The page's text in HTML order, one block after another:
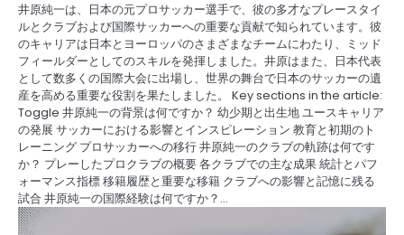
井原純一は、日本の元プロサッカー選手で、彼の多才なプレースタイ
ルとクラブおよび国際サッカーへの重要な貢献で知られています。彼
のキャリアは日本とヨーロッパのさまざまなチームにわたり、ミッド
フィールダーとしてのスキルを発揮しました。井原はまた、日本代表
として数多くの国際大会に出場し、世界の舞台で日本のサッカーの遺
産を高める重要な役割を果たしました。 Key sections in the article:
Toggle 井原純一の背景は何ですか？ 幼少期と出生地 ユースキャリア
の発展 サッカーにおける影響とインスピレーション 教育と初期のト
レーニング プロサッカーへの移行 井原純一のクラブの軌跡は何です
か？ プレーしたプロクラブの概要 各クラブでの主な成果 統計とパフ
ォーマンス指標 移籍履歴と重要な移籍 クラブへの影響と記憶に残る
試合 井原純一の国際経験は何ですか？…